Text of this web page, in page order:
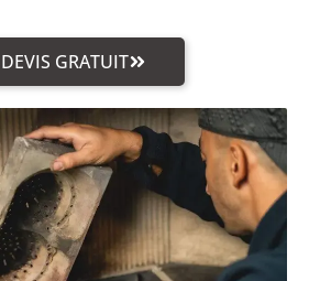
DEVIS GRATUIT